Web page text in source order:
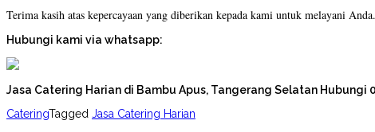
Terima kasih atas kepercayaan yang diberikan kepada kami untuk melayani
Hubungi kami via whatsapp:
Jasa Catering Harian di Bambu Apus, Tangerang Selatan Hubungi
CateringTagged Jasa Catering Harian